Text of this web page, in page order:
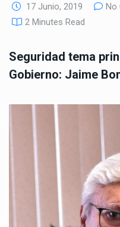
17 Junio, 2019 No
2 Minutes Read
Seguridad tema
Gobierno: Jaime